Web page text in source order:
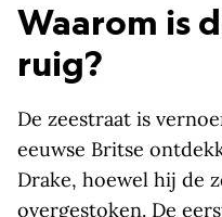
Waarom is
ruig?
De zeestraat is
eeuwse Britse
Drake, hoewel hij de
overgestoken. De